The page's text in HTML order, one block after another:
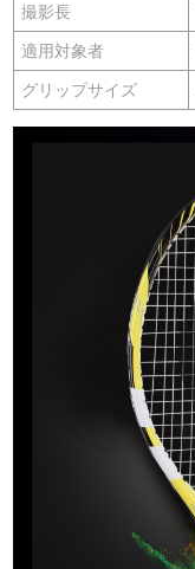
撮影長
適用対象者
グリップサイズ